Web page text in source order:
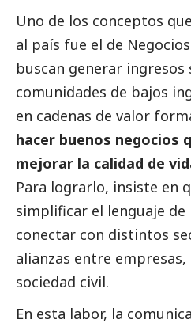
Uno de los conceptos
al país fue el de
buscan generar
comunidades de bajos
en cadenas de valor
hacer buenos negocios
mejorar la calidad de
Para lograrlo, insiste en
simplificar el lenguaje
conectar con distintos
alianzas entre
sociedad civil.
En esta labor, la